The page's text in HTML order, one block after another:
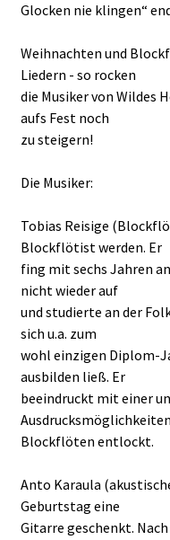
Glocken nie klingen“
Weihnachten und
Liedern - so rocken
die Musiker von Wildes
aufs Fest noch
zu steigern!
Die Musiker:
Tobias Reisige
Blockflötist werden. Er
fing mit sechs Jahren
nicht wieder auf
und studierte an der
sich u.a. zum
wohl einzigen Diplom-
ausbilden ließ. Er
beeindruckt mit einer
Blockflöten entlockt.
Anto Karaula
Geburtstag eine
Gitarre geschenkt.